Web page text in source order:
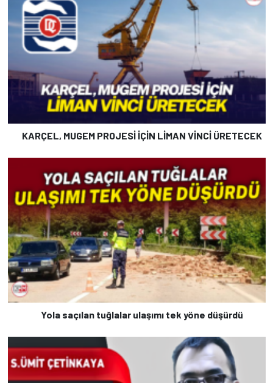
KARÇEL, MUGEM PROJESİ İÇİN LİMAN VİNCİ ÜRETECEK
Yola saçılan tuğlalar ulaşımı tek yöne düşürdü